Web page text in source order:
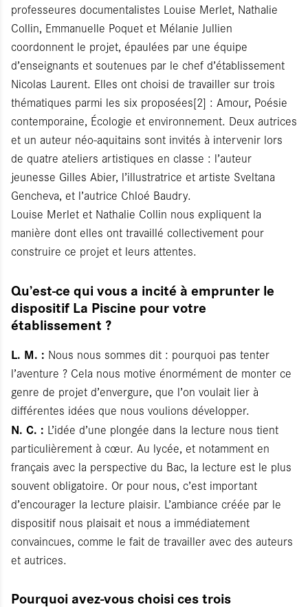
professeures documentalistes Louise Merlet, Nathalie
Collin, Emmanuelle Poquet et Mélanie Jullien
coordonnent le projet, épaulées par une équipe
d’enseignants et soutenues par le chef d’établissement
Nicolas Laurent. Elles ont choisi de travailler sur trois
thématiques parmi les six proposées[2] : Amour, Poésie
contemporaine, Écologie et environnement. Deux autrices
et un auteur néo-aquitains sont invités à intervenir lors
de quatre ateliers artistiques en classe : l’auteur
jeunesse Gilles Abier, l’illustratrice et artiste Sveltana
Gencheva, et l’autrice Chloé Baudry.
Louise Merlet et Nathalie Collin nous expliquent la
manière dont elles ont travaillé collectivement pour
construire ce projet et leurs attentes.
Qu’est-ce qui vous a incité à emprunter le
dispositif La Piscine pour votre
établissement ?
L. M. : Nous nous sommes dit : pourquoi pas tenter
l’aventure ? Cela nous motive énormément de monter ce
genre de projet d’envergure, que l’on voulait lier à
différentes idées que nous voulions développer.
N. C. : L’idée d’une plongée dans la lecture nous tient
particulièrement à cœur. Au lycée, et notamment en
français avec la perspective du Bac, la lecture est le plus
souvent obligatoire. Or pour nous, c’est important
d’encourager la lecture plaisir. L’ambiance créée par le
dispositif nous plaisait et nous a immédiatement
convaincues, comme le fait de travailler avec des auteurs
et autrices.
Pourquoi avez-vous choisi ces trois